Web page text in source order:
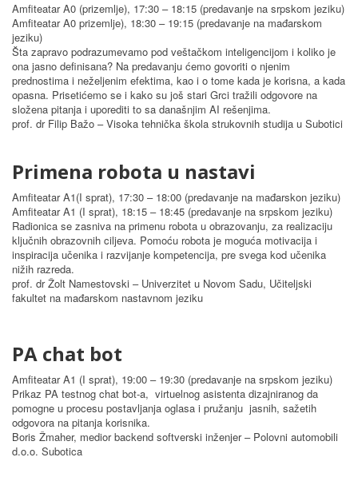
Amfiteatar A0 (prizemlje), 17:30 – 18:15 (predavanje na srpskom jeziku)
Amfiteatar A0 prizemlje), 18:30 – 19:15 (predavanje na mađarskom
jeziku)
Šta zapravo podrazumevamo pod veštačkom inteligencijom i koliko je
ona jasno definisana? Na predavanju ćemo govoriti o njenim
prednostima i neželjenim efektima, kao i o tome kada je korisna, a kada
opasna. Prisetićemo se i kako su još stari Grci tražili odgovore na
složena pitanja i uporediti to sa današnjim AI rešenjima.
prof. dr Filip Bažo – Visoka tehnička škola strukovnih studija u Subotici
Primena robota u nastavi
Amfiteatar A1(I sprat), 17:30 – 18:00 (predavanje na mađarskon jeziku)
Amfiteatar A1 (I sprat), 18:15 – 18:45 (predavanje na srpskom jeziku)
Radionica se zasniva na primenu robota u obrazovanju, za realizaciju
ključnih obrazovnih ciljeva. Pomoću robota je moguća motivacija i
inspiracija učenika i razvijanje kompetencija, pre svega kod učenika
nižih razreda.
prof. dr Žolt Namestovski – Univerzitet u Novom Sadu, Učiteljski
fakultet na mađarskom nastavnom jeziku
PA chat bot
Amfiteatar A1 (I sprat), 19:00 – 19:30 (predavanje na srpskom jeziku)
Prikaz PA testnog chat bot-a, virtuelnog asistenta dizajniranog da
pomogne u procesu postavljanja oglasa i pružanju jasnih, sažetih
odgovora na pitanja korisnika.
Boris Žmaher, medior backend softverski inženjer – Polovni automobili
d.o.o. Subotica